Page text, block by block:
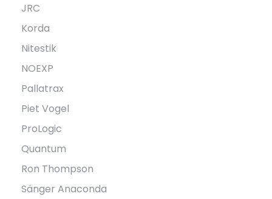
JRC
Korda
Nitestik
NOEXP
Pallatrax
Piet Vogel
ProLogic
Quantum
Ron Thompson
Sänger Anaconda